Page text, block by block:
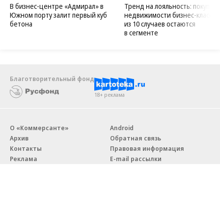
В бизнес-центре «Адмирал» в
Южном порту залит первый куб
бетона
Тренд на лояльность:
недвижимости бизнес-класса
из 10 случаев остаются
в сегменте
Благотворительный фонд
18+ реклама
О «Коммерсанте»
Архив
Контакты
Реклама
Android
Обратная связь
Правовая информация
E-mail рассылки